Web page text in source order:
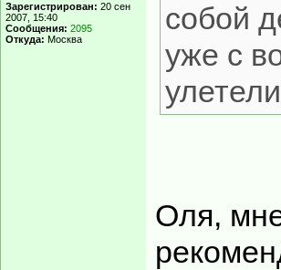
Зарегистрирован: 20 сен
2007, 15:40
Сообщения: 2095
Откуда: Москва
собой
уже с
Оля,